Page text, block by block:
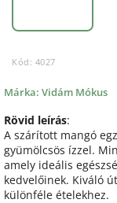
Kód: 4027
Márka: Vidám Mókus
Rövid leírás:
A szárított mangó
gyümölcsös ízzel.
amely ideális
kedvelőinek. Kiváló
különféle ételekhez.